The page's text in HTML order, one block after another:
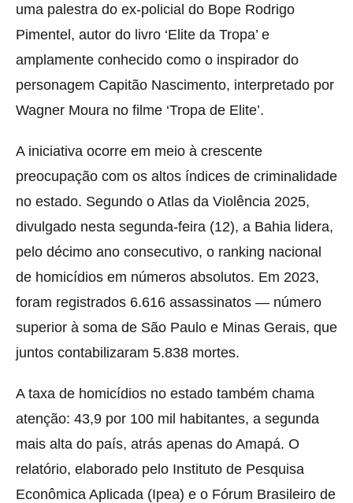
uma palestra do ex-policial do Bope Rodrigo
Pimentel, autor do livro ‘Elite da Tropa’ e
amplamente conhecido como o inspirador do
personagem Capitão Nascimento, interpretado por
Wagner Moura no filme ‘Tropa de Elite’.
A iniciativa ocorre em meio à crescente
preocupação com os altos índices de criminalidade
no estado. Segundo o Atlas da Violência 2025,
divulgado nesta segunda-feira (12), a Bahia lidera,
pelo décimo ano consecutivo, o ranking nacional
de homicídios em números absolutos. Em 2023,
foram registrados 6.616 assassinatos — número
superior à soma de São Paulo e Minas Gerais, que
juntos contabilizaram 5.838 mortes.
A taxa de homicídios no estado também chama
atenção: 43,9 por 100 mil habitantes, a segunda
mais alta do país, atrás apenas do Amapá. O
relatório, elaborado pelo Instituto de Pesquisa
Econômica Aplicada (Ipea) e o Fórum Brasileiro de